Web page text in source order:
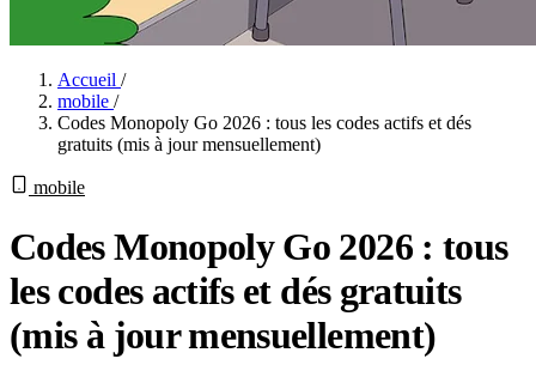
Accueil /
mobile /
Codes Monopoly Go 2026 : tous les codes actifs et dés
gratuits (mis à jour mensuellement)
mobile
Codes Monopoly Go 2026 : tous
les codes actifs et dés gratuits
(mis à jour mensuellement)